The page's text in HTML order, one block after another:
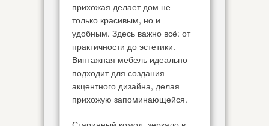
прихожая делает дом не
только красивым, но и
удобным. Здесь важно всё: от
практичности до эстетики.
Винтажная мебель идеально
подходит для создания
акцентного дизайна, делая
прихожую запоминающейся.